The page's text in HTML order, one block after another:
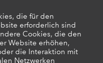
die für den
erforderlich sind
Cookies, die den
Website erhöhen,
die Interaktion mit
Netzwerken